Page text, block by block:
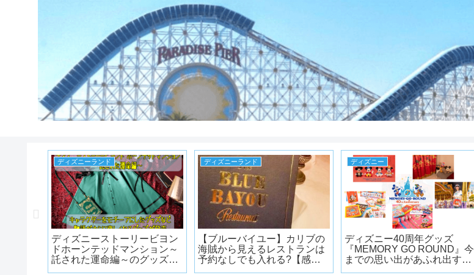
ディズニーランド
ディズニーストーリービヨン
ドホーンテッドマンション～
託された運命編～のグッズ
ディズニーランド
【ブルーバイユー】カリブの
海賊から見えるレストランは
予約なしでも入れる?【感
ディズニー
ディズニー40周年グッズ
『MEMORY GO ROUND』今
までの思い出があふれ出すグ